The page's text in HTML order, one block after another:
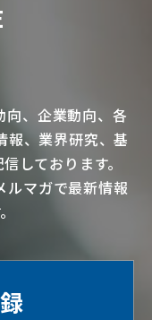
向、企業動向、各
報、業界研究、基
信 しております。
ルマガで最新情報